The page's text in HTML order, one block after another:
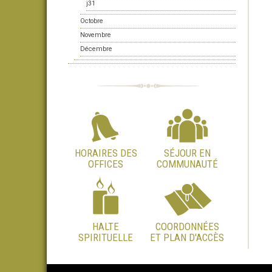
j31
Octobre
Novembre
Décembre
HORAIRES DES
OFFICES
SÉJOUR EN
COMMUNAUTÉ
HALTE
SPIRITUELLE
COORDONNÉES
ET PLAN D'ACCÈS